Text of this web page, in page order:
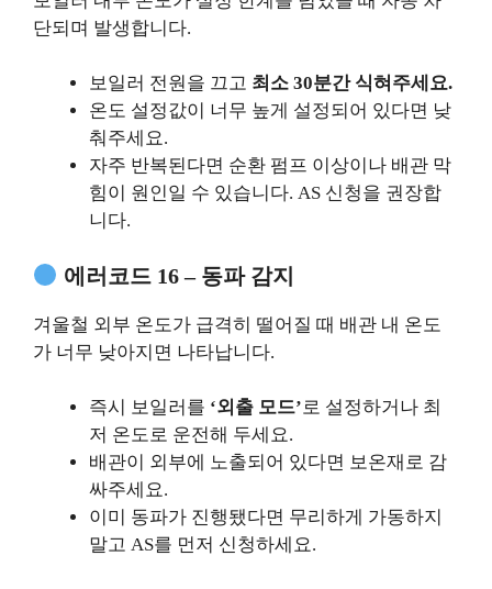
단되며 발생합니다.
보일러 전원을 끄고 최소 30분간 식혀주세요.
온도 설정값이 너무 높게 설정되어 있다면 낮
춰주세요.
자주 반복된다면 순환 펌프 이상이나 배관 막
힘이 원인일 수 있습니다. AS 신청을 권장합
니다.
에러코드 16 – 동파 감지
겨울철 외부 온도가 급격히 떨어질 때 배관 내 온도
가 너무 낮아지면 나타납니다.
즉시 보일러를 ‘외출 모드’로 설정하거나 최
저 온도로 운전해 두세요.
배관이 외부에 노출되어 있다면 보온재로 감
싸주세요.
이미 동파가 진행됐다면 무리하게 가동하지
말고 AS를 먼저 신청하세요.